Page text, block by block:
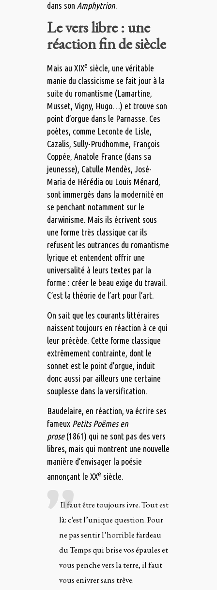
dans son Amphytrion.
Le vers libre : une
réaction fin de siècle
Mais au XIXe siècle, une véritable
manie du classicisme se fait jour à la
suite du romantisme (Lamartine,
Musset, Vigny, Hugo…) et trouve son
point d’orgue dans le Parnasse. Ces
poètes, comme Leconte de Lisle,
Cazalis, Sully-Prudhomme, François
Coppée, Anatole France (dans sa
jeunesse), Catulle Mendès, José-
Maria de Hérédia ou Louis Ménard,
sont immergés dans la modernité en
se penchant notamment sur le
darwinisme. Mais ils écrivent sous
une forme très classique car ils
refusent les outrances du romantisme
lyrique et entendent offrir une
universalité à leurs textes par la
forme : créer le beau exige du travail.
C’est la théorie de l’art pour l’art.
On sait que les courants littéraires
naissent toujours en réaction à ce qui
leur précède. Cette forme classique
extrêmement contrainte, dont le
sonnet est le point d’orgue, induit
donc aussi par ailleurs une certaine
souplesse dans la versification.
Baudelaire, en réaction, va écrire ses
fameux Petits Poëmes en
prose (1861) qui ne sont pas des vers
libres, mais qui montrent une nouvelle
manière d’envisager la poésie
annonçant le XXe siècle.
Il faut être toujours ivre. Tout est
là: c’est l’unique question. Pour
ne pas sentir l’horrible fardeau
du Temps qui brise vos épaules et
vous penche vers la terre, il faut
vous enivrer sans trêve.